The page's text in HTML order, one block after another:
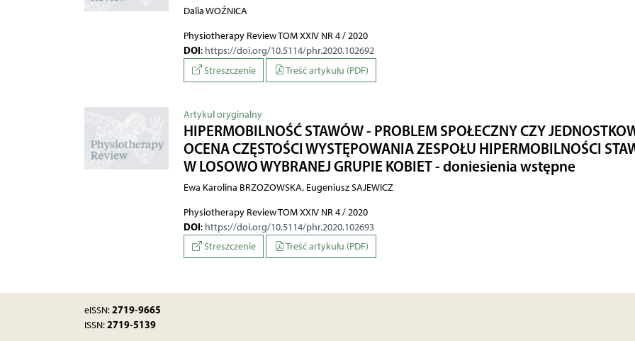
Dalia WOŹNICA
Physiotherapy Review TOM XXIV NR 4 / 2020
DOI: https://doi.org/10.5114/phr.2020.102692
Streszczenie
Treść artykułu (PDF)
Artykuł oryginalny
HIPERMOBILNOŚĆ STAWÓW - PROBLEM SPOŁECZNY CZY
OCENA CZĘSTOŚCI WYSTĘPOWANIA ZESPOŁU HIPERMOBILNOŚCI
W LOSOWO WYBRANEJ GRUPIE KOBIET - doniesienia wstępne
Ewa Karolina BRZOZOWSKA, Eugeniusz SAJEWICZ
Physiotherapy Review TOM XXIV NR 4 / 2020
DOI: https://doi.org/10.5114/phr.2020.102693
Streszczenie
Treść artykułu (PDF)
eISSN:2719-9665
ISSN:2719-5139